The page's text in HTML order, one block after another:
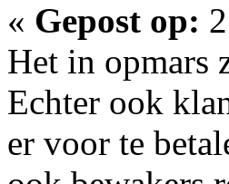
« Gepost op:
Het in opmars
Echter ook
er voor te